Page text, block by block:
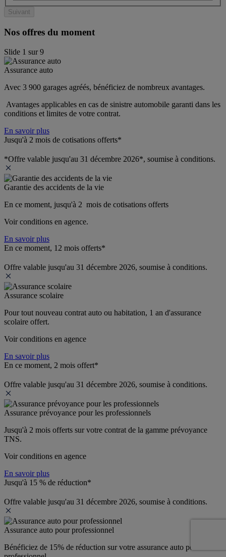
Suivant
Nos offres du moment
Slide 1 sur9
Assurance auto
Avec 3 900 garages agréés, bénéficiez de nombreux avantages.
Avantages applicables en cas de sinistre automobile garanti dans les
conditions et limites de votre contrat.
En savoir plus
Jusqu'à 2 mois de cotisations offerts*
*Offre valable jusqu'au 31 décembre 2026*, soumise à conditions.
Garantie des accidents de la vie
En ce moment, jusqu'à 2  mois de cotisations offerts
Voir conditions en agence.
En savoir plus
En ce moment, 12 mois offerts*
Offre valable jusqu'au 31 décembre 2026, soumise à conditions.
Assurance scolaire
Pour tout nouveau contrat auto ou habitation, 1 an d'assurance
scolaire offert.
Voir conditions en agence
En savoir plus
En ce moment, 2 mois offert*
Offre valable jusqu'au 31 décembre 2026, soumise à conditions.
Assurance prévoyance pour les professionnels
Jusqu'à 2 mois offerts sur votre contrat de la gamme prévoyance
TNS.
Voir conditions en agence
En savoir plus
Jusqu'à 15 % de réduction*
Offre valable jusqu'au 31 décembre 2026, soumise à conditions.
Assurance auto pour professionnel
Bénéficiez de 15% de réduction sur votre assurance auto pour